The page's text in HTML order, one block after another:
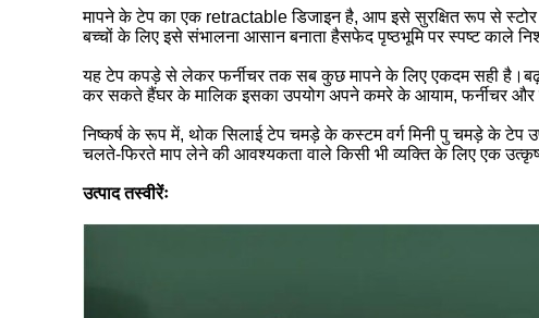
मापने के टेप का एक retractable डिजाइन है, आप इसे सुरक्षित रूप से स्टोर
बच्चों के लिए इसे संभालना आसान बनाता हैसफेद पृष्ठभूमि पर स्पष्ट काले
यह टेप कपड़े से लेकर फर्नीचर तक सब कुछ मापने के लिए एकदम सही
कर सकते हैंघर के मालिक इसका उपयोग अपने कमरे के आयाम, फर्नीचर
निष्कर्ष के रूप में, थोक सिलाई टेप चमड़े के कस्टम वर्ग मिनी पु चमड़े के टेप
चलते-फिरते माप लेने की आवश्यकता वाले किसी भी व्यक्ति के लिए एक
उत्पाद तस्वीरेंः